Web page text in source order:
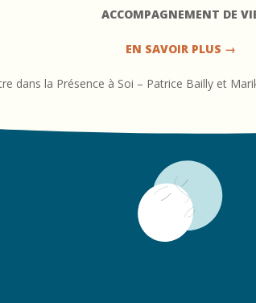
ACCOMPAGNEMENT DE
EN SAVOIR PLUS →
dans la Présence à Soi – Patrice Bailly et